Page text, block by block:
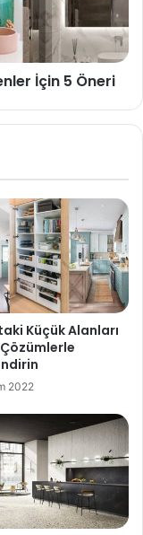
İçin 5 Öneri
Küçük Alanları
Çözümlerle
2022